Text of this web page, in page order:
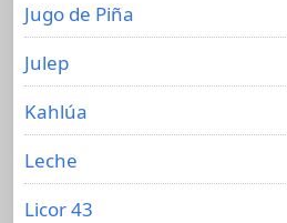
Jugo de Piña
Julep
Kahlúa
Leche
Licor 43